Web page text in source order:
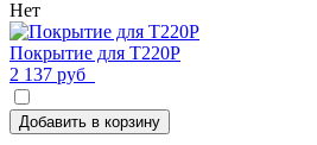
Нет
Покрытие для T220P
2 137 руб
Добавить в корзину